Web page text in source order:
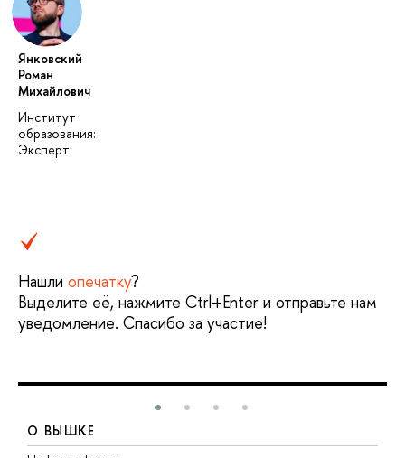
Янковский
Роман
Михайлович
Институт
образования:
Эксперт
Нашли опечатку?
Выделите её, нажмите Ctrl+Enter и отправьте нам
уведомление. Спасибо за участие!
О ВЫШКЕ